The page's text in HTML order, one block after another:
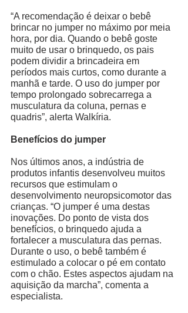
“A recomendação é deixar o bebê
brincar no jumper no máximo por meia
hora, por dia. Quando o bebê goste
muito de usar o brinquedo, os pais
podem dividir a brincadeira em
períodos mais curtos, como durante a
manhã e tarde. O uso do jumper por
tempo prolongado sobrecarrega a
musculatura da coluna, pernas e
quadris”, alerta Walkíria.
Benefícios do jumper
Nos últimos anos, a indústria de
produtos infantis desenvolveu muitos
recursos que estimulam o
desenvolvimento neuropsicomotor das
crianças. “O jumper é uma destas
inovações. Do ponto de vista dos
benefícios, o brinquedo ajuda a
fortalecer a musculatura das pernas.
Durante o uso, o bebê também é
estimulado a colocar o pé em contato
com o chão. Estes aspectos ajudam na
aquisição da marcha”, comenta a
especialista.